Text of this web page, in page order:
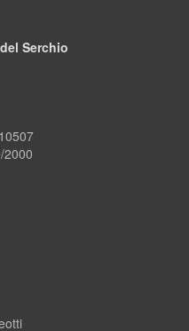
Serchio
2000